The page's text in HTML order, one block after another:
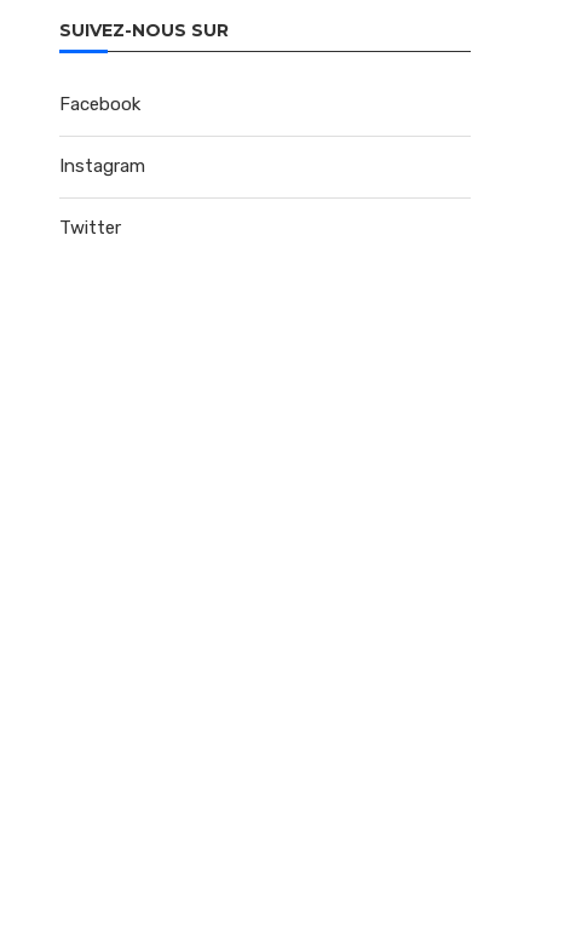
SUIVEZ-NOUS SUR
Facebook
Instagram
Twitter